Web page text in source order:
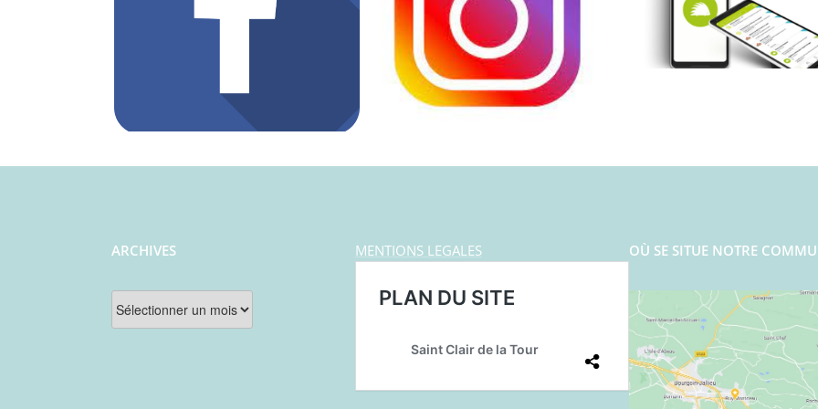
ARCHIVES
Archives
MENTIONS LEGALES OÙ SE SITUE NOTRE